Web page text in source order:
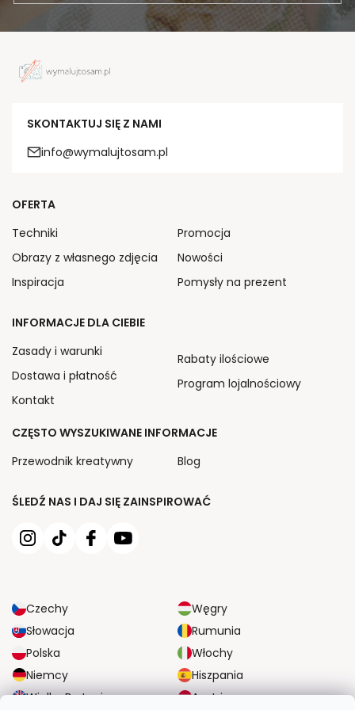
SKONTAKTUJ SIĘ Z NAMI
info@wymalujtosam.pl
ŚLEDŹ NAS I DAJ SIĘ ZAINSPIROWAĆ
Czechy
Węgry
Słowacja
Rumunia
Polska
Włochy
Niemcy
Hiszpania
Wielka Brytania
Austria
OFERTA
Techniki
Obrazy z własnego zdjęcia
Inspiracja
Promocja
Nowości
Pomysły na prezent
INFORMACJE DLA CIEBIE
Zasady i warunki
Dostawa i płatność
Kontakt
Rabaty ilościowe
Program lojalnościowy
CZĘSTO WYSZUKIWANE INFORMACJE
Przewodnik kreatywny
Blog